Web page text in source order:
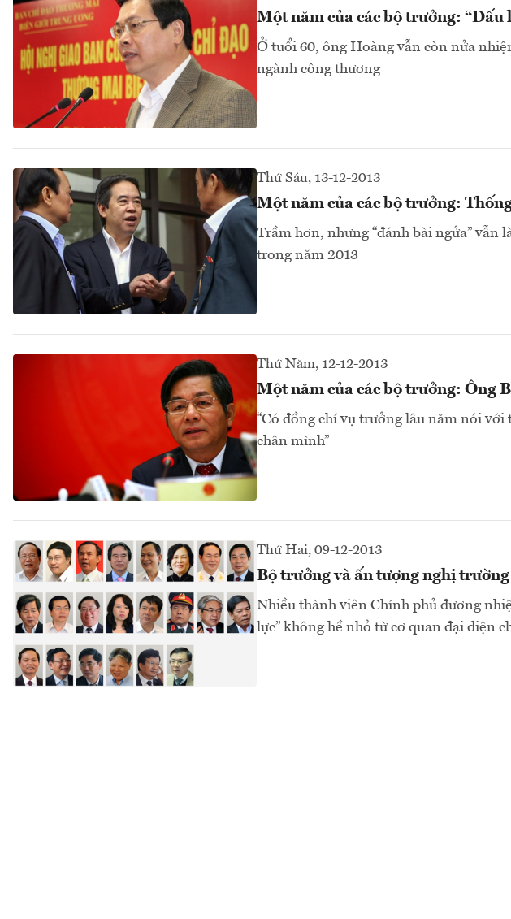
Một năm của các bộ trưởng:
Ở tuổi 60, ông Hoàng vẫn còn nửa
ngành công thương
Thứ Sáu, 13-12-2013
Một năm của các bộ trưởng:
Trầm hơn, nhưng “đánh bài ngửa” vẫn
trong năm 2013
Thứ Năm, 12-12-2013
Một năm của các bộ trưởng: Ông
“Có đồng chí vụ trưởng lâu năm nói
chân mình”
Thứ Hai, 09-12-2013
Bộ trưởng và ấn tượng nghị
Nhiều thành viên Chính phủ đương
lực” không hề nhỏ từ cơ quan đại diện